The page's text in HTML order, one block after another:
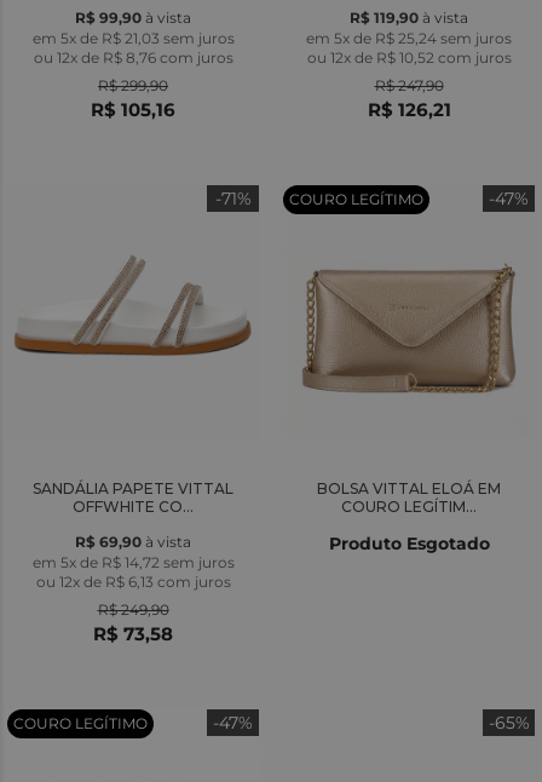
R$ 299,90
R$ 105,16
em 5x de R$ 21,03 sem juros
ou 12x de R$ 8,76 com juros
R$ 99,90 à vista
R$ 247,90
R$ 126,21
em 5x de R$ 25,24 sem juros
ou 12x de R$ 10,52 com juros
R$ 119,90 à vista
-71%
SANDÁLIA PAPETE VITTAL
OFFWHITE CO...
R$ 249,90
R$ 73,58
em 5x de R$ 14,72 sem juros
ou 12x de R$ 6,13 com juros
R$ 69,90 à vista
-47%
COURO LEGÍTIMO
BOLSA VITTAL ELOÁ EM
COURO LEGÍTIM...
Produto Esgotado
-47%
COURO LEGÍTIMO -65%